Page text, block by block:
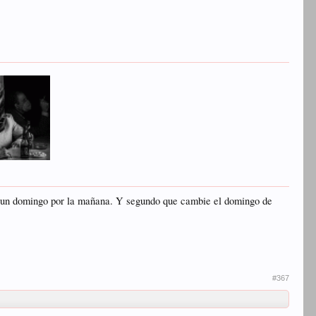
domingo por la mañana. Y segundo que cambie el domingo de
#367